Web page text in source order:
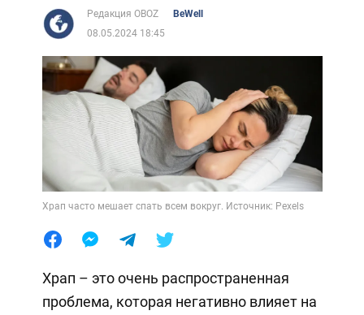
Редакция OBOZ
BeWell
08.05.2024 18:45
Храп часто мешает спать всем вокруг. Источник: Pexels
Храп – это очень распространенная
проблема, которая негативно влияет на